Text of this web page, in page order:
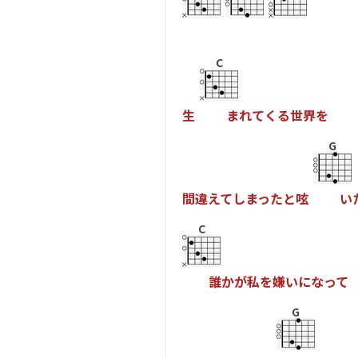
生
C
まれてく る世界を
間違えてしまったと呟
G
い
C
誰かが私を嫌いになって
G